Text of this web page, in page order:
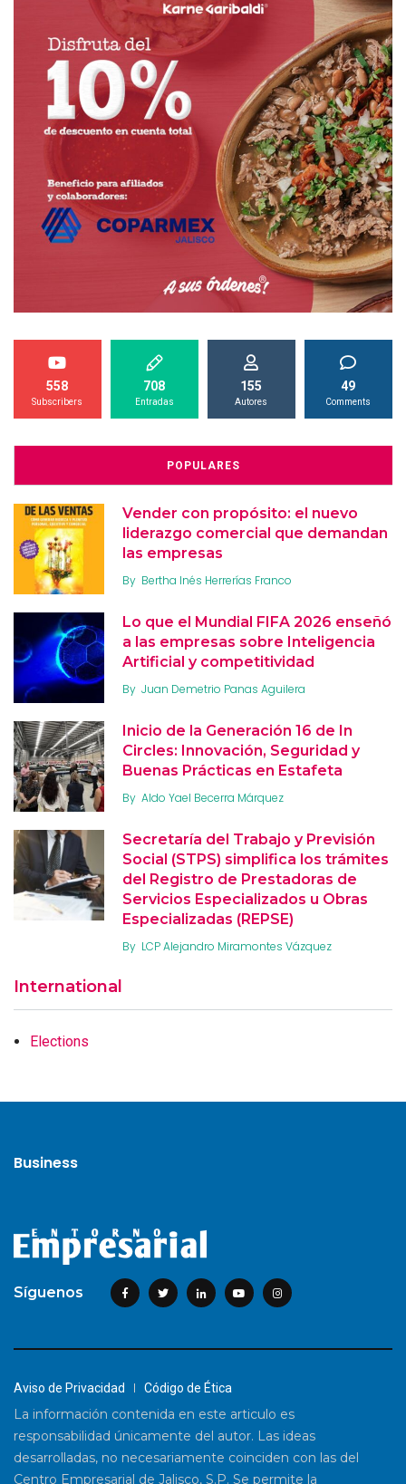
558
Subscribers
708
Entradas
155
Autores
49
Comments
POPULARES
Vender con propósito: el nuevo
liderazgo comercial que demandan
las empresas
By Bertha Inés Herrerías Franco
Lo que el Mundial FIFA 2026 enseñó
a las empresas sobre Inteligencia
Artificial y competitividad
By Juan Demetrio Panas Aguilera
Inicio de la Generación 16 de In
Circles: Innovación, Seguridad y
Buenas Prácticas en Estafeta
By Aldo Yael Becerra Márquez
Secretaría del Trabajo y Previsión
Social (STPS) simplifica los trámites
del Registro de Prestadoras de
Servicios Especializados u Obras
Especializadas (REPSE)
By LCP Alejandro Miramontes Vázquez
International
Elections
Business
Síguenos
Aviso de Privacidad Código de Ética
La información contenida en este articulo es
responsabilidad únicamente del autor. Las ideas
desarrolladas, no necesariamente coinciden con las del
Centro Empresarial de Jalisco, S.P. Se permite la